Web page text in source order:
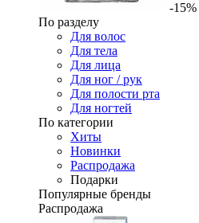
-15%
По разделу
Для волос
Для тела
Для лица
Для ног / рук
Для полости рта
Для ногтей
По категории
Хиты
Новинки
Распродажа
Подарки
Популярные бренды
Распродажа